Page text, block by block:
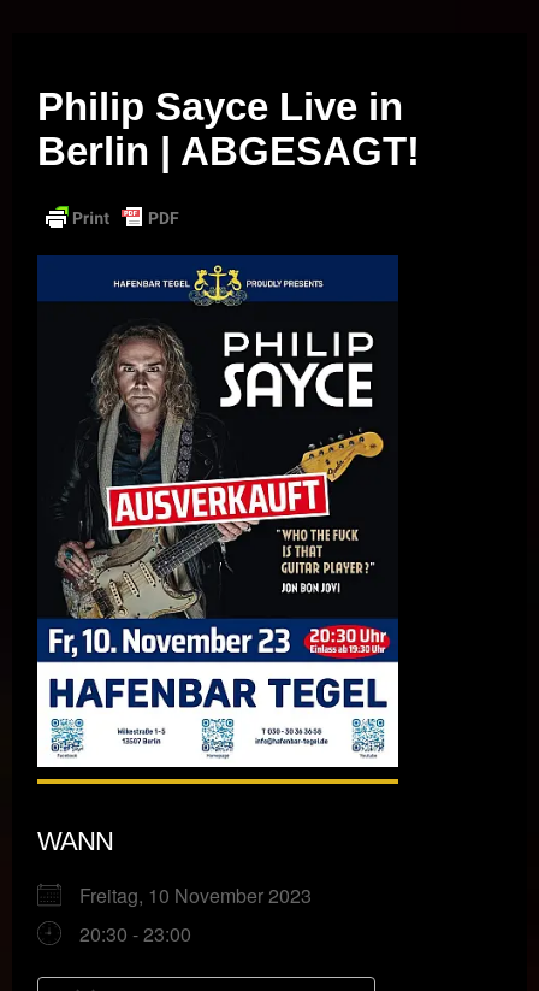
Philip Sayce Live in
Berlin | ABGESAGT!
WANN
Freitag, 10 November 2023
20:30 - 23:00